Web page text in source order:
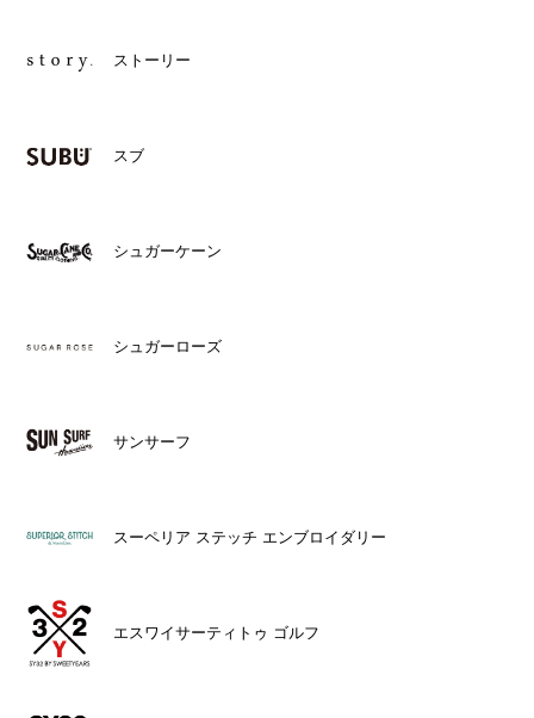
ストーリー
スブ
シュガーケーン
シュガーローズ
サンサーフ
スーペリア ステッチ エンブロイダリー
エスワイサーティトゥ ゴルフ